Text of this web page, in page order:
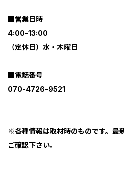
■営業日時
4:00-13:00
（定休日）水・木曜日
■電話番号
070-4726-9521
※各種情報は取材時のものです。最
ご確認下さい。